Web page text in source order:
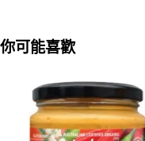
你可能喜歡